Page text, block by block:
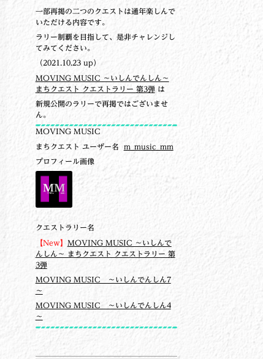
一部再掲の二つのクエストは通年楽しんで
いただける内容です。
ラリー制覇を目指して、是非チャレンジし
てみてください。
（2021.10.23 up）
MOVING MUSIC ～いしんでんしん～
まちクエスト クエストラリー 第3弾は
新規公開のラリーで再掲ではございませ
ん。
MOVING MUSIC
まちクエスト ユーザー名 m_music_mm
プロフィール画像
クエストラリー名
【New】 MOVING MUSIC ～いしんで
んしん～ まちクエスト クエストラリー 第
3弾
MOVING MUSIC ～いしんでんしん7
～
MOVING MUSIC ～いしんでんしん4
～